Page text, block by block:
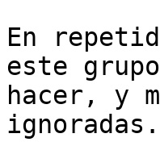
En
este
hacer, y
ignoradas.